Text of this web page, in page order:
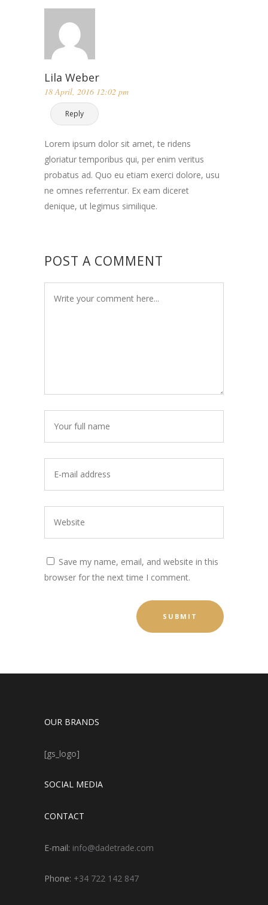
Lila Weber
18 April, 2016 12:02 pm
Reply
Lorem ipsum dolor sit amet, te ridens
gloriatur temporibus qui, per enim veritus
probatus ad. Quo eu etiam exerci dolore, usu
ne omnes referrentur. Ex eam diceret
denique, ut legimus similique.
POST A COMMENT
Save my name, email, and website in this
browser for the next time I comment.
OUR BRANDS
[gs_logo]
SOCIAL MEDIA
CONTACT
E-mail: info@dadetrade.com
Phone: +34 722 142 847